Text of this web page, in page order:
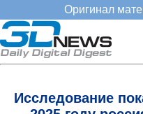
Оригинал
Исследование